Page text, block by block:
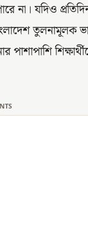
না। যদিও
তুলনামূলক